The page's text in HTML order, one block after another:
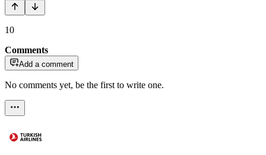
10
Comments
Add a comment
No comments yet, be the first to write one.